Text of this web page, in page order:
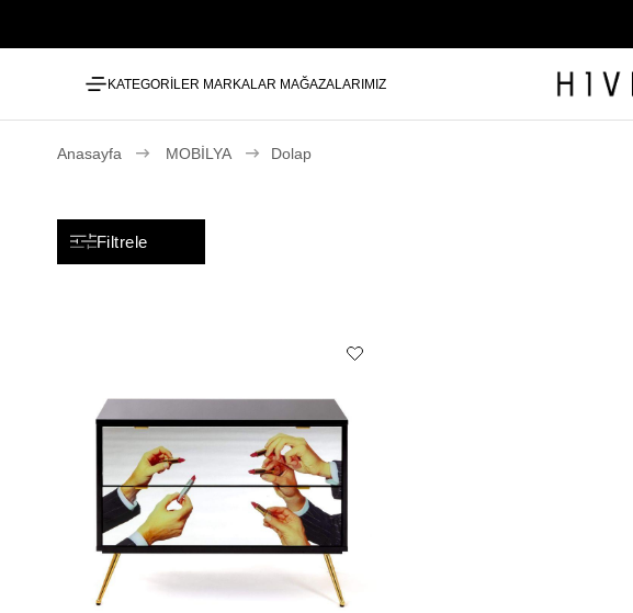
KATEGORİLER MARKALAR MAĞAZALARIMIZ
Anasayfa MOBİLYA Dolap
Filtrele